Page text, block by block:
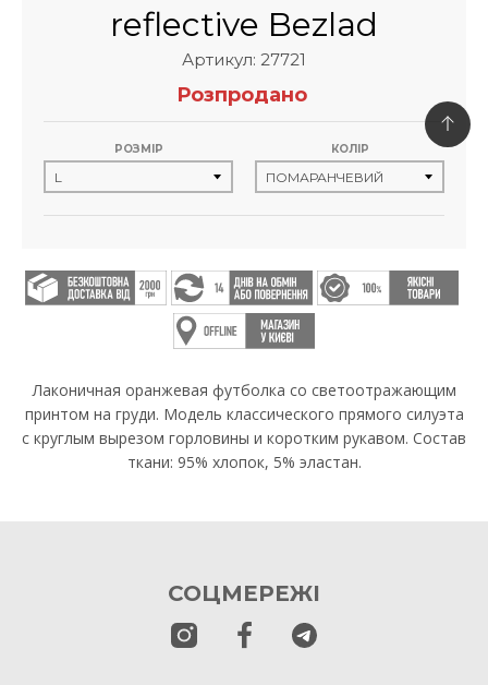
reflective Bezlad
Артикул: 27721
Розпродано
РОЗМІР КОЛІР
Лаконичная оранжевая футболка со светоотражающим
принтом на груди. Модель классического прямого силуэта
с круглым вырезом горловины и коротким рукавом. Состав
ткани: 95% хлопок, 5% эластан.
СОЦМЕРЕЖІ